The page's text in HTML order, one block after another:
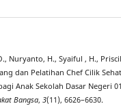
Nuryanto, H., Syaiful , H.,
dan Pelatihan Chef Cilik
Anak Sekolah Dasar Negeri
Bangsa, 3(11), 6626–6630.